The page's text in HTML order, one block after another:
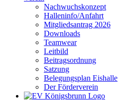
Nachwuchskonzept
Halleninfo/Anfahrt
Mitgliedsantrag 2026
Downloads
Teamwear
Leitbild
Beitragsordnung
Satzung
Belegungsplan Eishalle
Der Förderverein